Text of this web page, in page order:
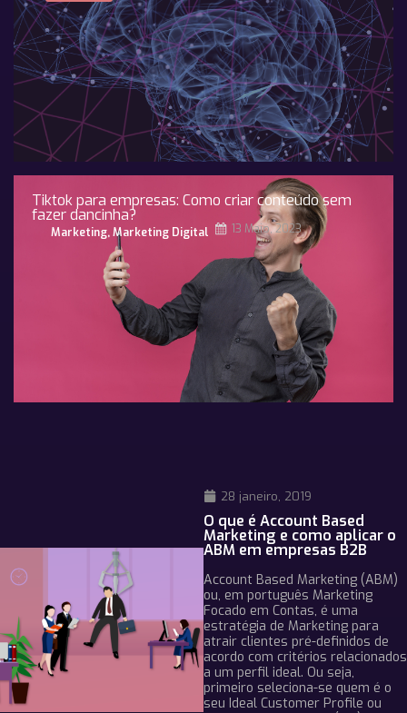
Tiktok para empresas: Como criar conteúdo sem
fazer dancinha?
Marketing,Marketing Digital 13 Maio, 2023
28 janeiro, 2019
O que é Account Based
Marketing e como aplicar o
ABM em empresas B2B
Account Based Marketing (ABM)
ou, em português Marketing
Focado em Contas, é uma
estratégia de Marketing para
atrair clientes pré-definidos de
acordo com critérios relacionados
a um perfil ideal. Ou seja,
primeiro seleciona-se quem é o
seu Ideal Customer Profile ou